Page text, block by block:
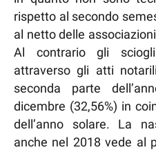
rispetto al secondo
al netto delle
Al contrario gli
attraverso gli atti
seconda parte
dicembre (32,56%) in
dell’anno solare. La
anche nel 2018 vede al